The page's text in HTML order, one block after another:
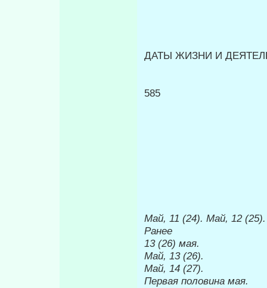
ДАТЫ ЖИЗНИ И
585
Май, 11 (24). Май, 12 (25).
Ранее
13 (26) мая.
Май, 13 (26).
Май, 14 (27).
Первая половина мая.